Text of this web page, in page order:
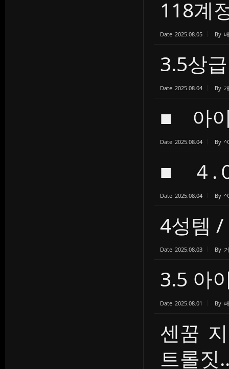
118계
Date 2025.08.05 By
3.5상
Date 2025.08.04 By
■ 아
Date 2025.08.04 By
■ ４.
Date 2025.08.04 By
4성템 /
Date 2025.08.03 By
3.5 아
Date 2025.08.01 By
센꿈
트롤짓